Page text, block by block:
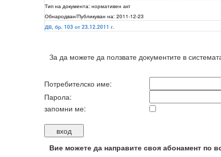
Тип на документа: нормативен акт
Обнародван/Публикуван на: 2011-12-23
ДВ, бр. 103 от 23.12.2011 г.
За да можете да ползвате документите в
Потребителско име:
Парола:
запомни ме:
Вие можете да направите своя абонамент по